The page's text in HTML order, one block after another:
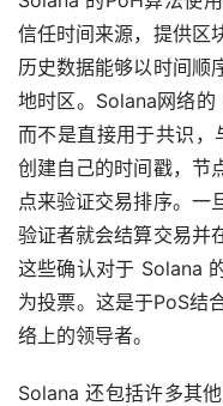
信任时间来源，提供区
历史数据能够以时间顺
地时区。Solana网络的
而不是直接用于共识，
创建自己的时间戳，节
点来验证交易排序。一
验证者就会结算交易并
这些确认对于 Solana
为投票。这是于PoS结
络上的领导者。
Solana 还包括许多其